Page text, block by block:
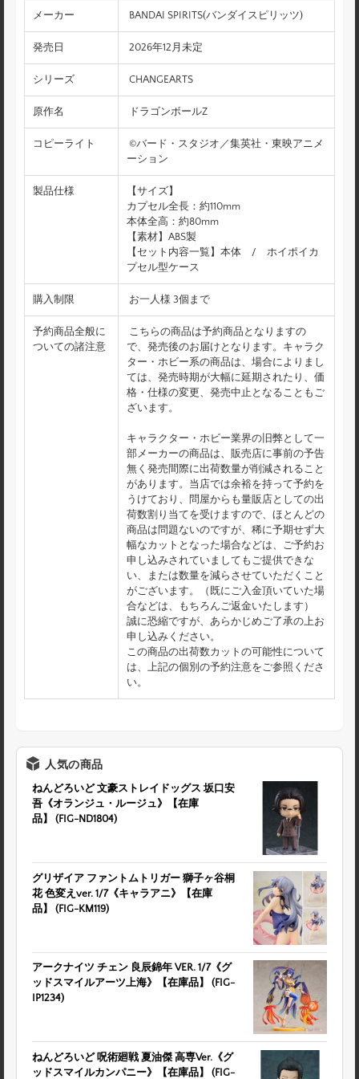
メーカー BANDAI SPIRITS(バンダイスピリッツ)
発売日 2026年12月未定
シリーズ CHANGEARTS
原作名 ドラゴンボールZ
コピーライト
©バード・スタジオ／集英社・東映アニメ
ーション
製品仕様
【サイズ】
カプセル全長：約110mm
本体全高：約80mm
【素材】ABS製
【セット内容一覧】本体 / ホイポイカ
プセル型ケース
購入制限 お一人様 3個まで
予約商品全般に
ついての諸注意
こちらの商品は予約商品となりますの
で、発売後のお届けとなります。キャラク
ター・ホビー系の商品は、場合によりまし
ては、発売時期が大幅に延期されたり、価
格・仕様の変更、発売中止となることもご
ざいます。
キャラクター・ホビー業界の旧弊として一
部メーカーの商品は、販売店に事前の予告
無く発売間際に出荷数量が削減されること
があります。当店では余裕を持って予約を
うけており、問屋からも量販店としての出
荷数割り当てを受けますので、ほとんどの
商品は問題ないのですが、稀に予期せず大
幅なカットとなった場合などは、ご予約お
申し込みされていましてもご提供できな
い、または数量を減らさせていただくこと
がございます。（既にご入金頂いていた場
合などは、もちろんご返金いたします）
誠に恐縮ですが、あらかじめご了承の上お
申し込みください。
この商品の出荷数カットの可能性について
は、上記の個別の予約注意をご参照くださ
い。
人気の商品
ねんどろいど 文豪ストレイドッグス 坂口安
吾《オランジュ・ルージュ》【在庫
品】 (FIG-ND1804)
グリザイア ファントムトリガー 獅子ヶ谷桐
花 色変えver. 1/7《キャラアニ》【在庫
品】 (FIG-KM119)
アークナイツ チェン 良辰錦年 VER. 1/7《グ
ッドスマイルアーツ上海》【在庫品】 (FIG-
IP1234)
ねんどろいど 呪術廻戦 夏油傑 高専Ver.《グ
ッドスマイルカンパニー》【在庫品】 (FIG-